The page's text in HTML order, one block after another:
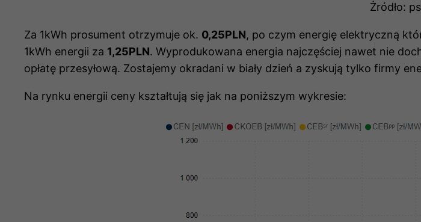
Żródło:
Za 1kWh prosument otrzymuje ok. 0,25PLN, po czym energię elektryczną
1kWh energii za 1,25PLN. Wyprodukowana energia najczęściej nawet nie
opłatę przesyłową. Zostajemy okradani w biały dzień a zyskują tylko firmy
Na rynku energii ceny kształtują się jak na poniższym wykresie: